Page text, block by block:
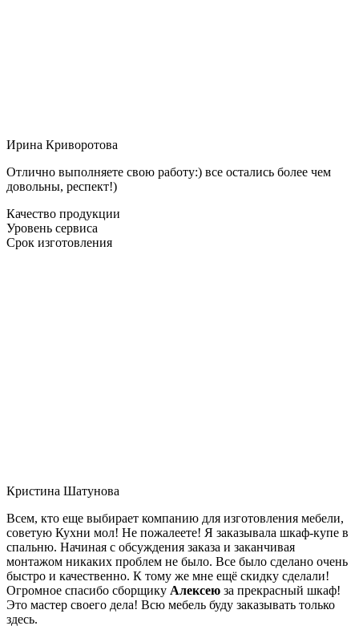
Ирина Криворотова
Отлично выполняете свою работу:) все остались более чем
довольны, респект!)
Качество продукции
Уровень сервиса
Срок изготовления
Кристина Шатунова
Всем, кто еще выбирает компанию для изготовления мебели,
советую Кухни мол! Не пожалеете! Я заказывала шкаф-купе в
спальню. Начиная с обсуждения заказа и заканчивая
монтажом никаких проблем не было. Все было сделано очень
быстро и качественно. К тому же мне ещё скидку сделали!
Огромное спасибо сборщику Алексею за прекрасный шкаф!
Это мастер своего дела! Всю мебель буду заказывать только
здесь.